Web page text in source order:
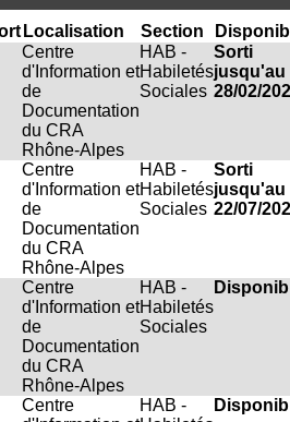
Localisation Section
Centre
d'Information et
de
Documentation
du CRA
Rhône-Alpes
HAB -
Habiletés
Sociales
Sorti
jusqu'au
28/02/
Centre
d'Information et
de
Documentation
du CRA
Rhône-Alpes
HAB -
Habiletés
Sociales
Sorti
jusqu'au
22/07/
Centre
d'Information et
de
Documentation
du CRA
Rhône-Alpes
HAB -
Habiletés
Sociales
Centre
HAB -